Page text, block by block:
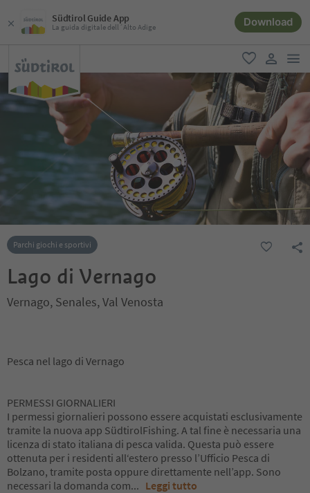
Südtirol Guide App
La guida digitale dell´Alto Adige Download
favoriti
user link
Parchi giochi e sportivi
Lago di Vernago
Vernago, Senales, Val Venosta
Pesca nel lago di Vernago
PERMESSI GIORNALIERI
I permessi giornalieri possono essere acquistati esclusivamente
tramite la nuova app SüdtirolFishing. A tal fine è necessaria una
licenza di stato italiana di pesca valida. Questa può essere
ottenuta per i residenti all‘estero presso l’Ufficio Pesca di
Bolzano, tramite posta oppure direttamente nell’app. Sono
necessari la domanda com... Leggi tutto